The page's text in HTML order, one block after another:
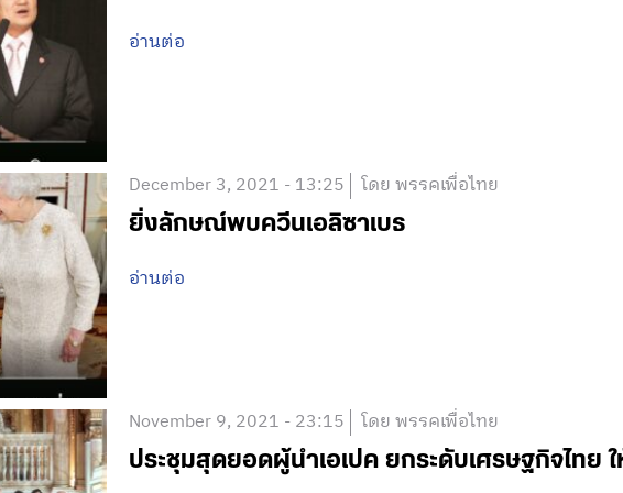
อ่านต่อ
December 3, 2021 - 13:25 โดย พรรคเพื่อไทย
ยิ่งลักษณ์พบควีนเอลิซาเบธ
อ่านต่อ
November 9, 2021 - 23:15 โดย พรรคเพื่อไทย
ประชุมสุดยอดผู้นำเอเปค ยกระดับเศรษฐกิจไทย ใ